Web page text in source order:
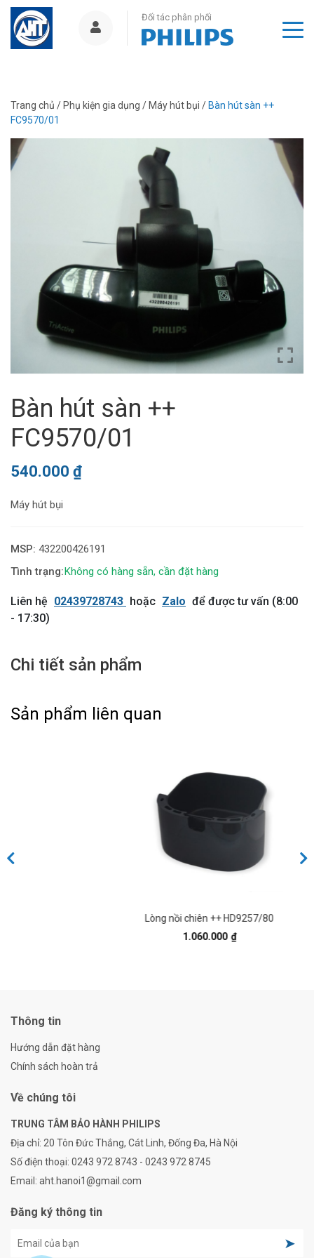
Đối tác phân phối
Trang chủ / Phụ kiện gia dụng / Máy hút bụi / Bàn hút sàn ++
FC9570/01
Bàn hút sàn ++
FC9570/01
540.000 ₫
Máy hút bụi
MSP: 432200426191
Không có hàng sẵn, cần đặt hàng
Liên hệ 02439728743 hoặc Zalo để được tư vấn (8:00
- 17:30)
Chi tiết sản phẩm
Sản phẩm liên quan
Lòng nồi chiên ++ HD9257/80
₫
Thông tin
Hướng dẫn đặt hàng
Chính sách hoàn trả
Về chúng tôi
TRUNG TÂM BẢO HÀNH PHILIPS
Địa chỉ: 20 Tôn Đức Thắng, Cát Linh, Đống Đa, Hà Nội
Số điện thoại: 0243 972 8743 - 0243 972 8745
Email: aht.hanoi1@gmail.com
Đăng ký thông tin